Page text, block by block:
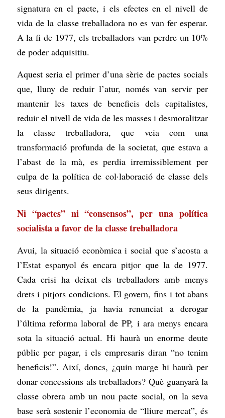
signatura en el pacte, i els efectes en el nivell de
vida de la classe treballadora no es van fer esperar.
A la fi de 1977, els treballadors van perdre un 10%
de poder adquisitiu.
Aquest seria el primer d’una sèrie de pactes socials
que, lluny de reduir l’atur, només van servir per
mantenir les taxes de beneficis dels capitalistes,
reduir el nivell de vida de les masses i desmoralitzar
la classe treballadora, que veia com una
transformació profunda de la societat, que estava a
l’abast de la mà, es perdia irremissiblement per
culpa de la política de col·laboració de classe dels
seus dirigents.
Ni “pactes” ni “consensos”, per una política
socialista a favor de la classe treballadora
Avui, la situació econòmica i social que s’acosta a
l’Estat espanyol és encara pitjor que la de 1977.
Cada crisi ha deixat els treballadors amb menys
drets i pitjors condicions. El govern, fins i tot abans
de la pandèmia, ja havia renunciat a derogar
l’última reforma laboral de PP, i ara menys encara
sota la situació actual. Hi haurà un enorme deute
públic per pagar, i els empresaris diran “no tenim
beneficis!”. Així, doncs, ¿quin marge hi haurà per
donar concessions als treballadors? Què guanyarà la
classe obrera amb un nou pacte social, on la seva
base serà sostenir l’economia de “lliure mercat”, és